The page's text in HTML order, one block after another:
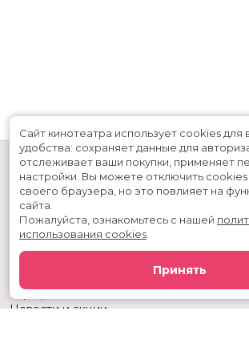
Скоро в кино
Тарифы
Новости и акции
Сайт кинотеатра использует cookies для
удобства: сохраняет данные для
отслеживает ваши покупки, применяет
настройки. Вы можете отключить cookies
своего браузера, но это повлияет на
сайта.
Пожалуйста, ознакомьтесь с нашей
использования cookies
Принять